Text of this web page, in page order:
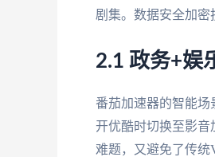
剧集。数据安全加密
2.1 政务+娱
番茄加速器的智能场
开优酷时切换至影
难题，又避免了传统